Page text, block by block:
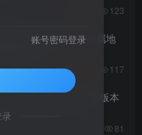
123
和用户主页显示IP归属地
117
资源手册文档 非官方版本
81
账号密码登录